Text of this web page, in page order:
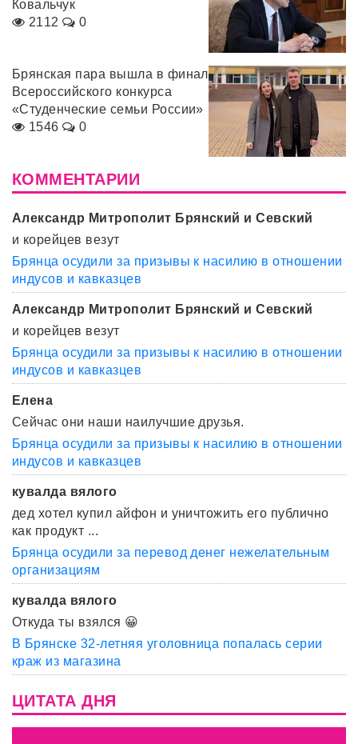
Ковальчук
2112
0
Брянская пара вышла в финал
Всероссийского конкурса
«Студенческие семьи России»
1546
0
КОММЕНТАРИИ
Александр Митрополит Брянский и Севский
и корейцев везут
Брянца осудили за призывы к насилию в отношении
индусов и кавказцев
Александр Митрополит Брянский и Севский
и корейцев везут
Брянца осудили за призывы к насилию в отношении
индусов и кавказцев
Елена
Сейчас они наши наилучшие друзья.
Брянца осудили за призывы к насилию в отношении
индусов и кавказцев
кувалда вялого
дед хотел купил айфон и уничтожить его публично
как продукт ...
Брянца осудили за перевод денег нежелательным
организациям
кувалда вялого
Откуда ты взялся 😀
В Брянске 32-летняя уголовница попалась серии
краж из магазина
ЦИТАТА ДНЯ